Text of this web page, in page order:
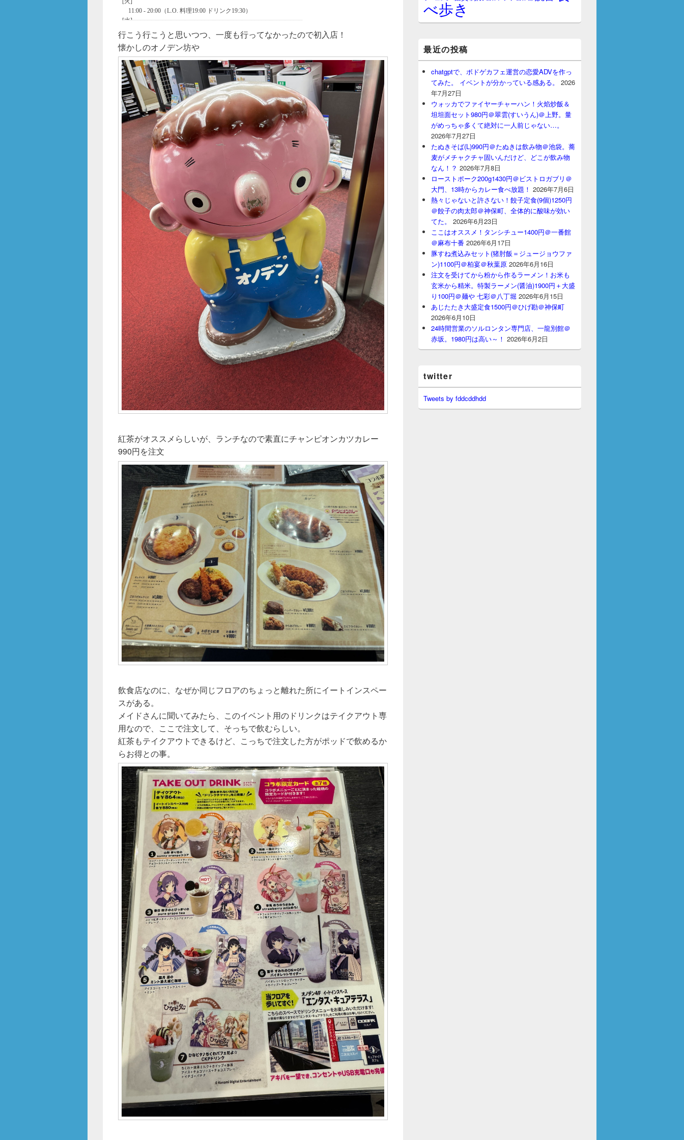
行こう行こうと思いつつ、一度も行ってなかったので初入店！
懐かしのオノデン坊や
紅茶がオススメらしいが、ランチなので素直にチャンピオンカツカレー
990円を注文
飲食店なのに、なぜか同じフロアのちょっと離れた所にイートインスペー
スがある。
メイドさんに聞いてみたら、このイベント用のドリンクはテイクアウト専
用なので、ここで注文して、そっちで飲むらしい。
紅茶もテイクアウトできるけど、こっちで注文した方がポッドで飲めるか
らお得との事。
べ歩き
最近の投稿
chatgptで、ボドゲカフェ運営の恋愛ADVを作っ
てみた。 イベントが分かっている感ある。
2026
年7月27日
ウォッカでファイヤーチャーハン！火焰炒飯＆
坦坦面セット980円＠翠雲(すいうん)＠上野。量
がめっちゃ多くて絶対に一人前じゃない…。
2026年7月27日
たぬきそば(L)990円＠たぬきは飲み物＠池袋。蕎
麦がメチャクチャ固いんだけど、どこが飲み物
なん！？ 2026年7月8日
ローストポーク200g1430円＠ビストロガブリ＠
大門、13時からカレー食べ放題！ 2026年7月6日
熱々じゃないと許さない！餃子定食(9個)1250円
＠餃子の肉太郎＠神保町、全体的に酸味が効い
てた。
2026年6月23日
ここはオススメ！タンシチュー1400円＠一番館
＠麻布十番 2026年6月17日
豚すね煮込みセット(猪肘飯＝ジュージョウファ
ン)1100円＠柏宴＠秋葉原 2026年6月16日
注文を受けてから粉から作るラーメン！お米も
玄米から精米。特製ラーメン(醤油)1900円＋大盛
り100円＠麺や 七彩＠八丁堀 2026年6月15日
あじたたき大盛定食1500円＠ひげ勘＠神保町
2026年6月10日
24時間営業のソルロンタン専門店、一龍別館＠
赤坂。1980円は高い～！ 2026年6月2日
twitter
Tweets by fddcddhdd